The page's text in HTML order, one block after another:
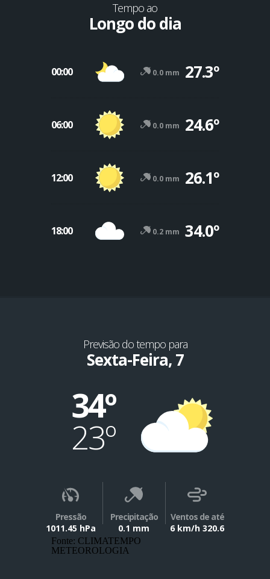
Tempo ao
Longo do dia
00:00 0.0 mm 27.3º
06:00 0.0 mm 24.6º
12:00 0.0 mm 26.1º
18:00 0.2 mm 34.0º
Previsão do tempo para
Sexta-Feira, 7
34º
23º
Pressão
1011.45 hPa
Precipitação
0.1 mm
Ventos de até
6 km/h 320.6
Fonte: CLIMATEMPO
METEOROLOGIA